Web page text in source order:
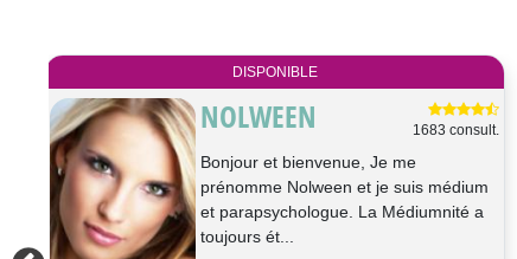
DISPONIBLE
PIERRE 576 consult.
Bonjour, je suis Pierre voyant et
magnétiseur depuis l'adolescence, je
travaille aux ressentis, au pendu...
Médium, Radiésthésie